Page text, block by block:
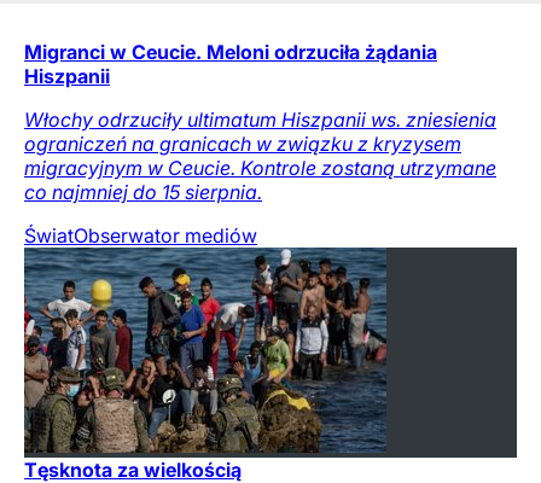
Migranci w Ceucie. Meloni odrzuciła żądania
Hiszpanii
Włochy odrzuciły ultimatum Hiszpanii ws. zniesienia
ograniczeń na granicach w związku z kryzysem
migracyjnym w Ceucie. Kontrole zostaną utrzymane
co najmniej do 15 sierpnia.
ŚwiatObserwator mediów
Tęsknota za wielkością